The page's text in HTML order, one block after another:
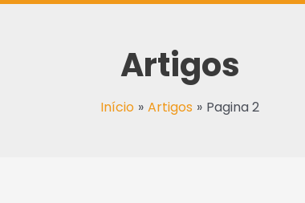
Artigos
Início Artigos Pagina 2